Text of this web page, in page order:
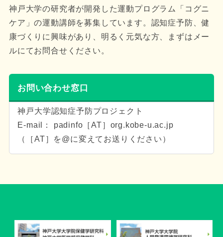
神戸大学の研究者が開発した運動プログラム「コグニ
ケア」の運動講師を募集しています。認知症予防、健
康づくりに興味があり、明るく元気な方、まずはメー
ルにてお問合せください。
お問い合わせ窓口
神戸大学認知症予防プロジェクト
E-mail： padinfo［AT］org.kobe-u.ac.jp
（［AT］を@に変えてお送りください）